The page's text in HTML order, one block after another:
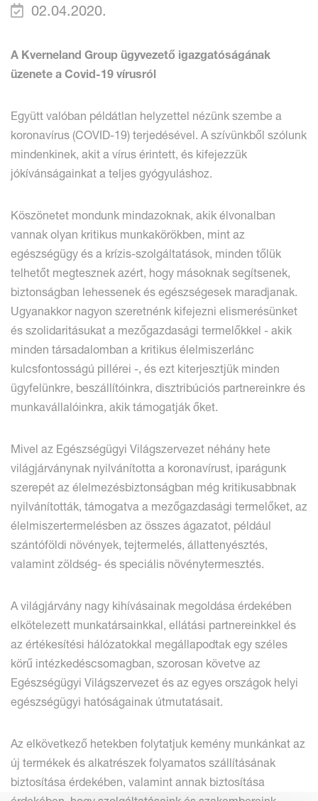
02.04.2020.
A Kverneland Group ügyvezető igazgatóságának
üzenete a Covid-19 vírusról
Együtt valóban példátlan helyzettel nézünk szembe a
koronavírus (COVID-19) terjedésével. A szívünkből szólunk
mindenkinek, akit a vírus érintett, és kifejezzük
jókívánságainkat a teljes gyógyuláshoz.
Köszönetet mondunk mindazoknak, akik élvonalban
vannak olyan kritikus munkakörökben, mint az
egészségügy és a krízis-szolgáltatások, minden tőlük
telhetőt megtesznek azért, hogy másoknak segítsenek,
biztonságban lehessenek és egészségesek maradjanak.
Ugyanakkor nagyon szeretnénk kifejezni elismerésünket
és szolidaritásukat a mezőgazdasági termelőkkel - akik
minden társadalomban a kritikus élelmiszerlánc
kulcsfontosságú pillérei -, és ezt kiterjesztjük minden
ügyfelünkre, beszállítóinkra, disztribúciós partnereinkre és
munkavállalóinkra, akik támogatják őket.
Mivel az Egészségügyi Világszervezet néhány hete
világjárványnak nyilvánította a koronavírust, iparágunk
szerepét az élelmezésbiztonságban még kritikusabbnak
nyilvánították, támogatva a mezőgazdasági termelőket, az
élelmiszertermelésben az összes ágazatot, például
szántóföldi növények, tejtermelés, állattenyésztés,
valamint zöldség- és speciális növénytermesztés.
A világjárvány nagy kihívásainak megoldása érdekében
elkötelezett munkatársainkkal, ellátási partnereinkkel és
az értékesítési hálózatokkal megállapodtak egy széles
körű intézkedéscsomagban, szorosan követve az
Egészségügyi Világszervezet és az egyes országok helyi
egészségügyi hatóságainak útmutatásait.
Az elkövetkező hetekben folytatjuk kemény munkánkat az
új termékek és alkatrészek folyamatos szállításának
biztosítása érdekében, valamint annak biztosítása